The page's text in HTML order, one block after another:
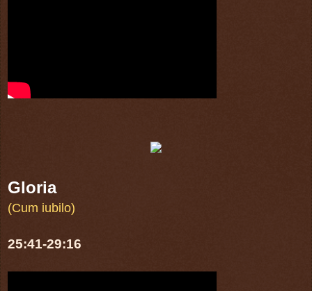
Gloria
(Cum iubilo)
25:41-29:16